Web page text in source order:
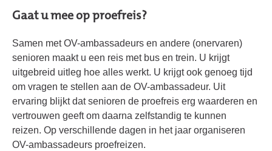
Gaat u mee op proefreis?
Samen met OV-ambassadeurs en andere (onervaren)
senioren maakt u een reis met bus en trein. U krijgt
uitgebreid uitleg hoe alles werkt. U krijgt ook genoeg tijd
om vragen te stellen aan de OV-ambassadeur. Uit
ervaring blijkt dat senioren de proefreis erg waarderen en
vertrouwen geeft om daarna zelfstandig te kunnen
reizen. Op verschillende dagen in het jaar organiseren
OV-ambassadeurs proefreizen.